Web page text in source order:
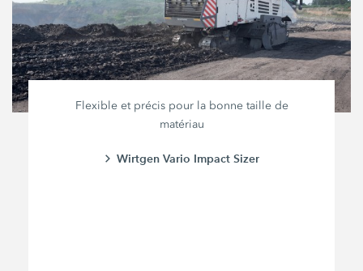
Flexible et précis pour la bonne taille de
matériau
Wirtgen Vario Impact Sizer